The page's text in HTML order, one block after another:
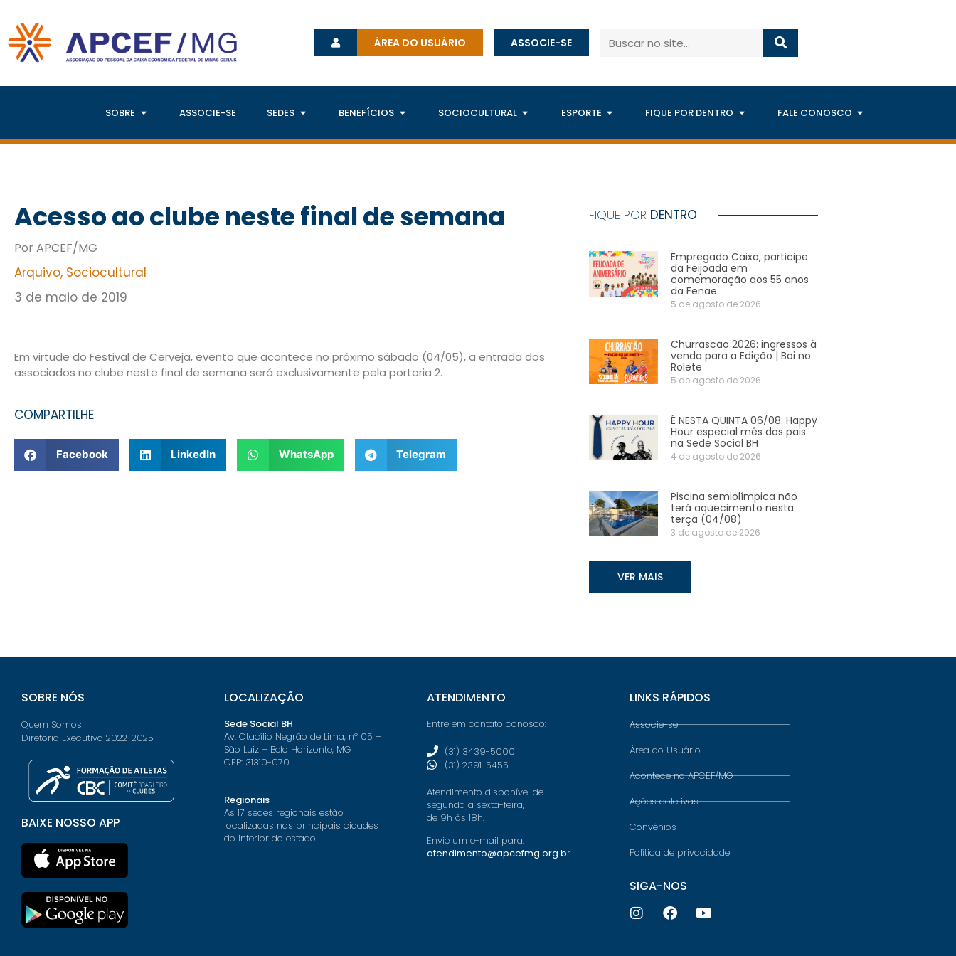
ÁREA DO USUÁRIO ASSOCIE-SE
SOBRE ASSOCIE-SE SEDES BENEFÍCIOS SOCIOCULTURAL ESPORTE FIQUE POR DENTRO FALE CONOSCO
Acesso ao clube neste final de semana
Por APCEF/MG
Arquivo, Sociocultural
3 de maio de 2019
Em virtude do Festival de Cerveja, evento que acontece no próximo sábado (04/05), a entrada dos
associados no clube neste final de semana será exclusivamente pela portaria 2.
COMPARTILHE
Facebook LinkedIn WhatsApp Telegram
FIQUE POR DENTRO
Empregado Caixa, participe
da Feijoada em
comemoração aos 55 anos
da Fenae
5 de agosto de 2026
Churrascão 2026: ingressos à
venda para a Edição | Boi no
Rolete
5 de agosto de 2026
É NESTA QUINTA 06/08: Happy
Hour especial mês dos pais
na Sede Social BH
4 de agosto de 2026
Piscina semiolímpica não
terá aquecimento nesta
terça (04/08)
3 de agosto de 2026
VER MAIS
SOBRE NÓS
Quem Somos
Diretoria Executiva 2022-2025
BAIXE NOSSO APP
LOCALIZAÇÃO
Sede Social BH
Av. Otacílio Negrão de Lima, nº 05 –
São Luiz – Belo Horizonte, MG
CEP: 31310-070
Regionais
As 17 sedes regionais estão
localizadas nas principais cidades
do interior do estado.
ATENDIMENTO
Entre em contato conosco:
(31) 3439-5000
(31) 2391-5455
Atendimento disponível de
segunda a sexta-feira,
de 9h às 18h.
Envie um e-mail para:
atendimento@apcefmg.org.br
LINKS RÁPIDOS
Associe-se
Área do Usuário
Acontece na APCEF/MG
Ações coletivas
Convênios
Política de privacidade
SIGA-NOS